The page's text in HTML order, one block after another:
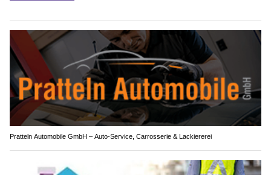
Pratteln Automobile GmbH – Auto-Service, Carrosserie & Lackiererei